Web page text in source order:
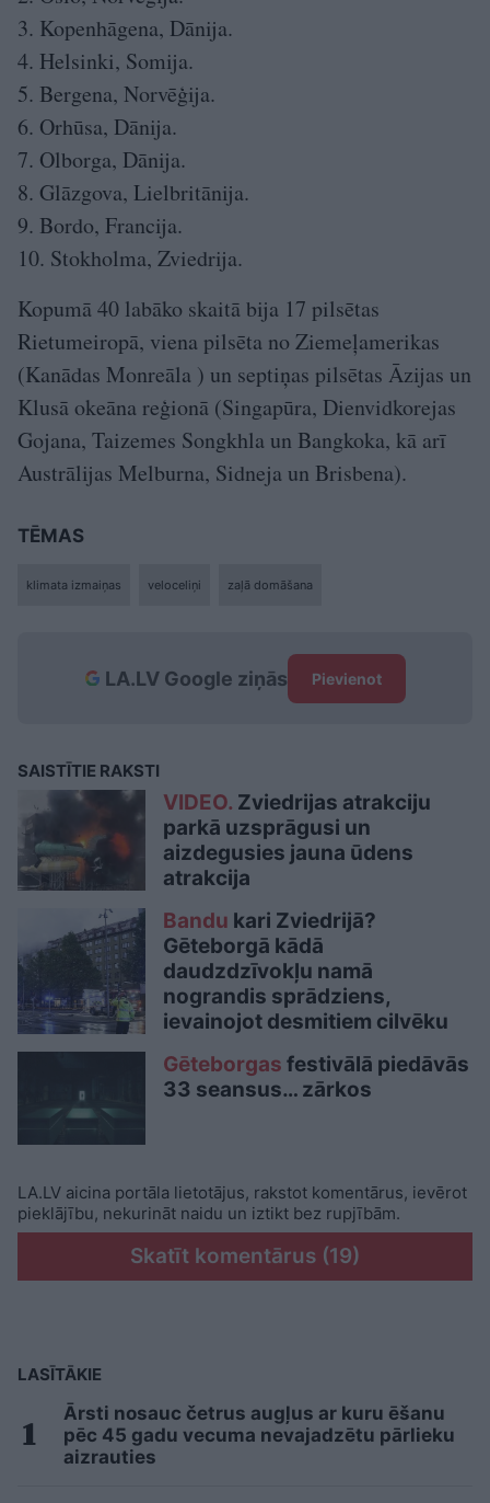
3. Kopenhāgena, Dānija.
4. Helsinki, Somija.
5. Bergena, Norvēģija.
6. Orhūsa, Dānija.
7. Olborga, Dānija.
8. Glāzgova, Lielbritānija.
9. Bordo, Francija.
10. Stokholma, Zviedrija.
Kopumā 40 labāko skaitā bija 17 pilsētas
Rietumeiropā, viena pilsēta no Ziemeļamerikas
(Kanādas Monreāla ) un septiņas pilsētas Āzijas un
Klusā okeāna reģionā (Singapūra, Dienvidkorejas
Gojana, Taizemes Songkhla un Bangkoka, kā arī
Austrālijas Melburna, Sidneja un Brisbena).
TĒMAS
klimata izmaiņas veloceliņi zaļā domāšana
LA.LV Google ziņās Pievienot
SAISTĪTIE RAKSTI
VIDEO. Zviedrijas atrakciju
parkā uzsprāgusi un
aizdegusies jauna ūdens
atrakcija
Bandu kari Zviedrijā?
Gēteborgā kādā
daudzdzīvokļu namā
nograndis sprādziens,
ievainojot desmitiem cilvēku
Gēteborgas festivālā piedāvās
33 seansus… zārkos
LA.LV aicina portāla lietotājus, rakstot komentārus, ievērot
pieklājību, nekurināt naidu un iztikt bez rupjībām.
Skatīt komentārus (19)
LASĪTĀKIE
Ārsti nosauc četrus augļus ar kuru ēšanu
pēc 45 gadu vecuma nevajadzētu pārlieku
aizrauties